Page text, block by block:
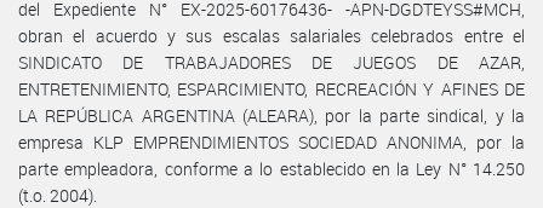
del Expediente N° EX-2025-60176436- -APN-DGDTEYSS#MCH,
obran el acuerdo y sus escalas salariales celebrados entre el
SINDICATO DE TRABAJADORES DE JUEGOS DE AZAR,
ENTRETENIMIENTO, ESPARCIMIENTO, RECREACIÓN Y AFINES DE
LA REPÚBLICA ARGENTINA (ALEARA), por la parte sindical, y la
empresa KLP EMPRENDIMIENTOS SOCIEDAD ANONIMA, por la
parte empleadora, conforme a lo establecido en la Ley N° 14.250
(t.o. 2004).